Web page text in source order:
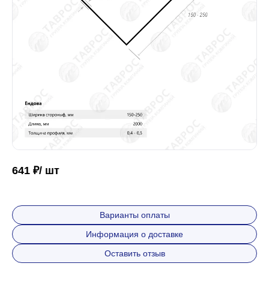
Водосточная система
Профили для гипсокартона
Другие товары
641 ₽/ шт
Варианты оплаты
Информация о доставке
Оставить отзыв